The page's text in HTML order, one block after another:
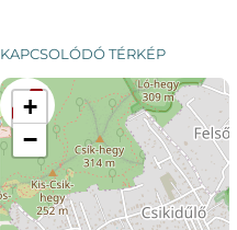
KAPCSOLÓDÓ TÉRKÉP
+
−